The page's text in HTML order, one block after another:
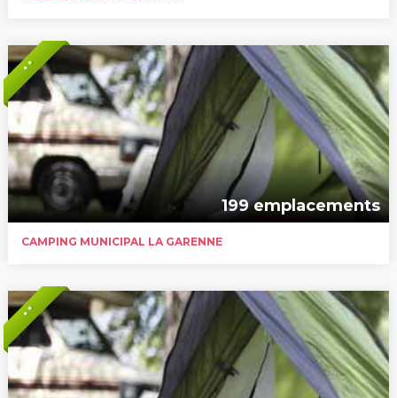
* *
199 emplacements
CAMPING MUNICIPAL LA GARENNE
* *